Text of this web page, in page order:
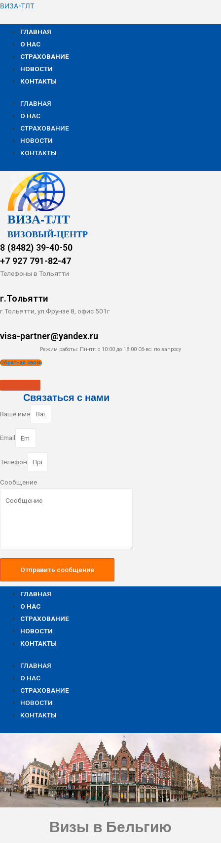
ВИЗА-ТЛТ
ГЛАВНАЯ
О НАС
СТРАХОВАНИЕ
НОВОСТИ
КОНТАКТЫ
ГЛАВНАЯ
О НАС
СТРАХОВАНИЕ
НОВОСТИ
КОНТАКТЫ
ВИЗА-ТЛТ
ВИЗОВЫЙ-ЦЕНТР
8 (8482) 39-40-50
+7 927 791-82-47
Телефоны в Тольятти
г.Тольятти
г.Тольятти, ул.Фрунзе 8, офис 501г
visa-partner@yandex.ru
Режим работы: Пн-пт: с 10:00 до 18:00 Сб-вс: по запросу
Обратная связь
Связаться с нами
Ваше имя
Email
Телефон
Сообщение
Отправить сообщение
ГЛАВНАЯ
О НАС
СТРАХОВАНИЕ
НОВОСТИ
КОНТАКТЫ
ГЛАВНАЯ
О НАС
СТРАХОВАНИЕ
НОВОСТИ
КОНТАКТЫ
Визы в Бельгию